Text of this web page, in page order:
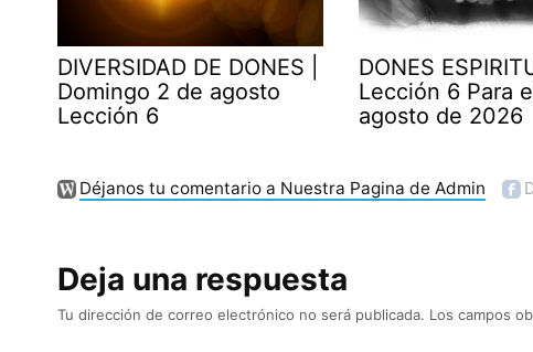
DIVERSIDAD DE DONES |
Domingo 2 de agosto
Lección 6
DONES
Lección 6 Para
agosto de 2026
Déjanos tu comentario a Nuestra Pagina de Admin
Deja una respuesta
Tu dirección de correo electrónico no será publicada. Los campos